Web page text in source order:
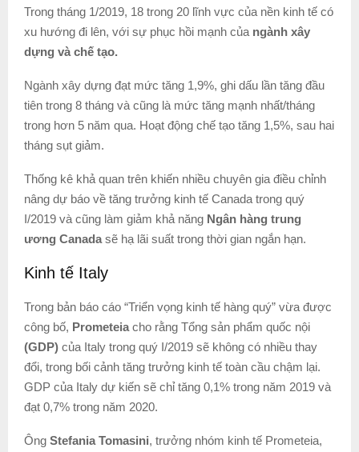
Trong tháng 1/2019, 18 trong 20 lĩnh vực của nền kinh tế có
xu hướng đi lên, với sự phục hồi mạnh của ngành xây
dựng và chế tạo.
Ngành xây dựng đạt mức tăng 1,9%, ghi dấu lần tăng đầu
tiên trong 8 tháng và cũng là mức tăng mạnh nhất/tháng
trong hơn 5 năm qua. Hoạt động chế tạo tăng 1,5%, sau hai
tháng sụt giảm.
Thống kê khả quan trên khiến nhiều chuyên gia điều chỉnh
nâng dự báo về tăng trưởng kinh tế Canada trong quý
I/2019 và cũng làm giảm khả năng Ngân hàng trung
ương Canada sẽ hạ lãi suất trong thời gian ngắn hạn.
Kinh tế Italy
Trong bản báo cáo “Triển vọng kinh tế hàng quý” vừa được
công bố, Prometeia cho rằng Tổng sản phẩm quốc nội
(GDP) của Italy trong quý I/2019 sẽ không có nhiều thay
đổi, trong bối cảnh tăng trưởng kinh tế toàn cầu chậm lại.
GDP của Italy dự kiến sẽ chỉ tăng 0,1% trong năm 2019 và
đạt 0,7% trong năm 2020.
Ông Stefania Tomasini, trưởng nhóm kinh tế Prometeia,